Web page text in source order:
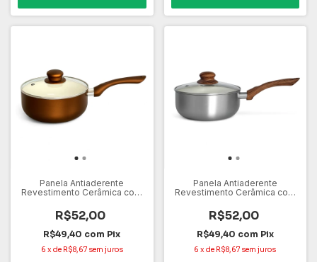
Panela Antiaderente
Revestimento Cerâmica com
Marrom
R$52,00
R$49,40 com Pix
6 xde R$8,67 sem juros
Panela Antiaderente
Revestimento Cerâmica com
Prata
R$52,00
R$49,40 com Pix
6 xde R$8,67 sem juros